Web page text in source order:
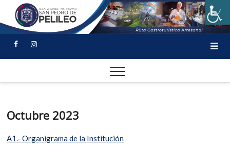
Octubre 2023
A1.- Organigrama de la Institución